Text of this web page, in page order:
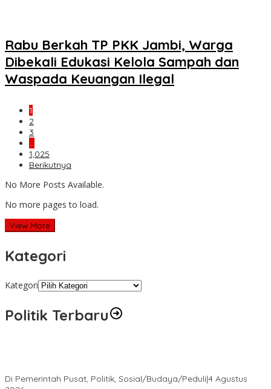
Rabu Berkah TP PKK Jambi, Warga
Dibekali Edukasi Kelola Sampah dan
Waspada Keuangan Ilegal
1
2
3
…
1,025
Berikutnya
No More Posts Available.
No more pages to load.
View More
Kategori
Kategori
Politik Terbaru
Di Pemerintah Pusat, Politik, Sosial/Budaya/Peduli|4 Agustus